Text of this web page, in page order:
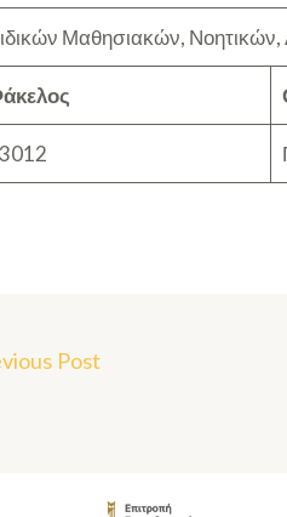
Μαθησιακών,
Post